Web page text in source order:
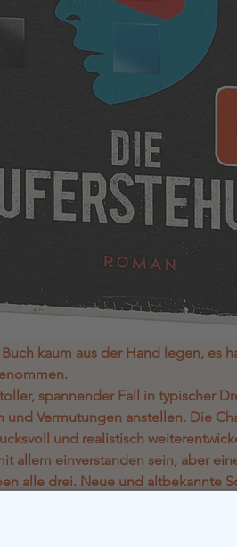
kaum aus der Hand legen, es
spannender Fall in typischer
und Vermutungen anstellen. Die
und realistisch
allem einverstanden sein, aber
alle drei. Neue und altbekannte